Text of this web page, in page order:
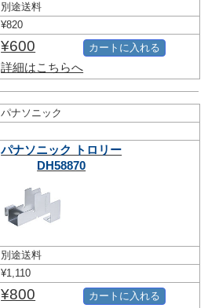
別途送料
¥820
¥600
詳細はこちらへ
カートに入れる
パナソニック
パナソニック トロリー
DH58870
別途送料
¥1,110
¥800 カートに入れる